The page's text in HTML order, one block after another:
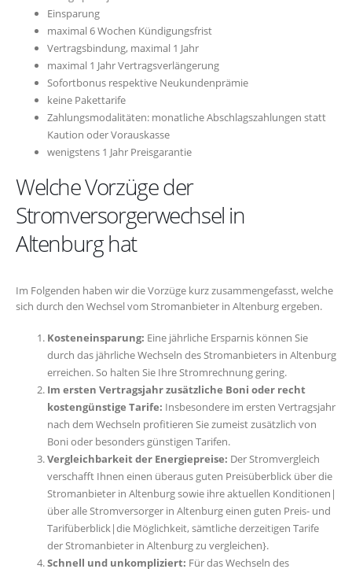
Einsparung
maximal 6 Wochen Kündigungsfrist
Vertragsbindung, maximal 1 Jahr
maximal 1 Jahr Vertragsverlängerung
Sofortbonus respektive Neukundenprämie
keine Pakettarife
Zahlungsmodalitäten: monatliche Abschlagszahlungen statt
Kaution oder Vorauskasse
wenigstens 1 Jahr Preisgarantie
Welche Vorzüge der
Stromversorgerwechsel in
Altenburg hat
Im Folgenden haben wir die Vorzüge kurz zusammengefasst, welche
sich durch den Wechsel vom Stromanbieter in Altenburg ergeben.
Kosteneinsparung: Eine jährliche Ersparnis können Sie
durch das jährliche Wechseln des Stromanbieters in Altenburg
erreichen. So halten Sie Ihre Stromrechnung gering.
Im ersten Vertragsjahr zusätzliche Boni oder recht
kostengünstige Tarife: Insbesondere im ersten Vertragsjahr
nach dem Wechseln profitieren Sie zumeist zusätzlich von
Boni oder besonders günstigen Tarifen.
Vergleichbarkeit der Energiepreise: Der Stromvergleich
verschafft Ihnen einen überaus guten Preisüberblick über die
Stromanbieter in Altenburg sowie ihre aktuellen Konditionen|
über alle Stromversorger in Altenburg einen guten Preis- und
Tarifüberblick|die Möglichkeit, sämtliche derzeitigen Tarife
der Stromanbieter in Altenburg zu vergleichen}.
Schnell und unkompliziert: Für das Wechseln des